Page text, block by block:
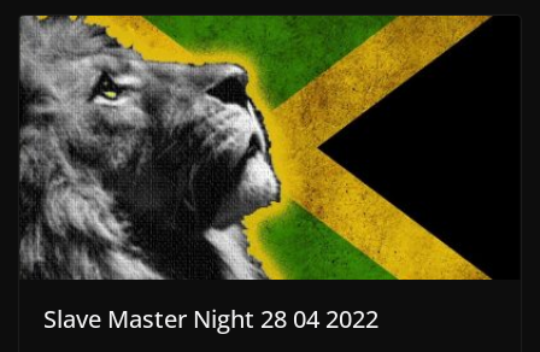
Slave Master Night 28 04 2022